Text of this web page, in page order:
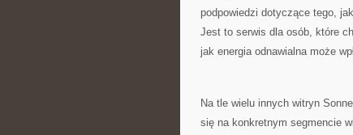
podpowiedzi dotyczące tego,
Jest to serwis dla osób, które
jak energia odnawialna może
Na tle wielu innych witryn
się na konkretnym segmencie